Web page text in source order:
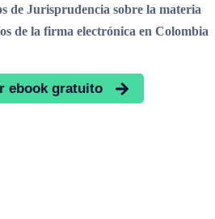
de Jurisprudencia sobre la materia
de la firma electrónica en Colombia
ebook gratuito